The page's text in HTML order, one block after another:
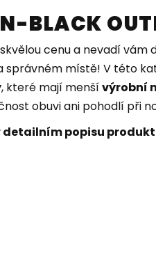
BLACK
cenu a nevadí vám
správném místě! V této
, které mají menšívýrobní
obuvi ani pohodlí při
detailním popisu